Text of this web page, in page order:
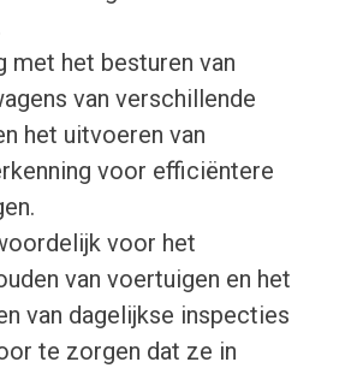
met het besturen van
van verschillende
het uitvoeren van
voor efficiëntere
voor het
van voertuigen en het
van dagelijkse inspecties
te zorgen dat ze in